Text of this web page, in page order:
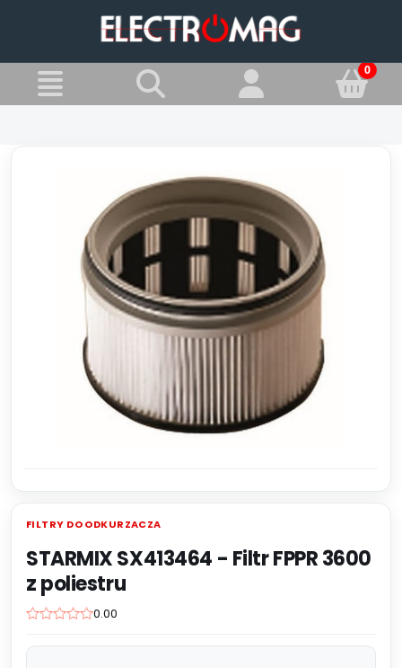
Filtry do odkurzacza
FILTRY DO ODKURZACZA
STARMIX SX413464 - Filtr FPPR 3600
z poliestru
0.00